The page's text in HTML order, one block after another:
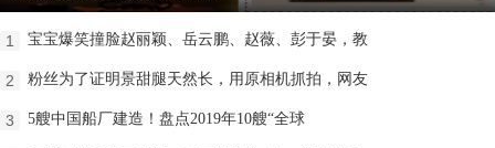
1 宝宝爆笑撞脸赵丽颖、岳云鹏、赵薇、彭于晏，教
2 粉丝为了证明景甜腿天然长，用原相机抓拍，网友
3 5艘中国船厂建造！盘点2019年10艘“全球